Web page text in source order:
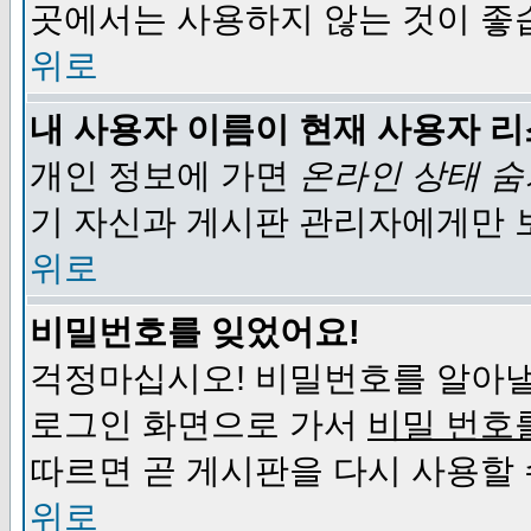
곳에서는 사용하지 않는 것이 좋
위로
내 사용자 이름이 현재 사용자
개인 정보에 가면 온라인 상태
기 자신과 게시판 관리자에게만
위로
비밀번호를 잊었어요!
걱정마십시오! 비밀번호를 알아
로그인 화면으로 가서 비밀 번호
따르면 곧 게시판을 다시 사용할
위로